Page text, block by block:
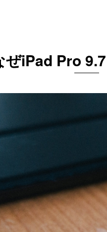
ぜiPad Pro